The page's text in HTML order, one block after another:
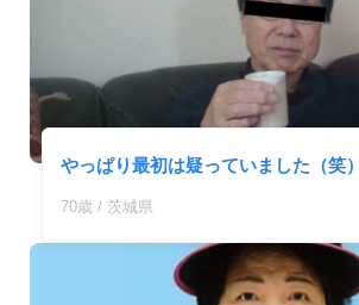
やっぱり最初は疑っていました（笑）
70歳 / 茨城県